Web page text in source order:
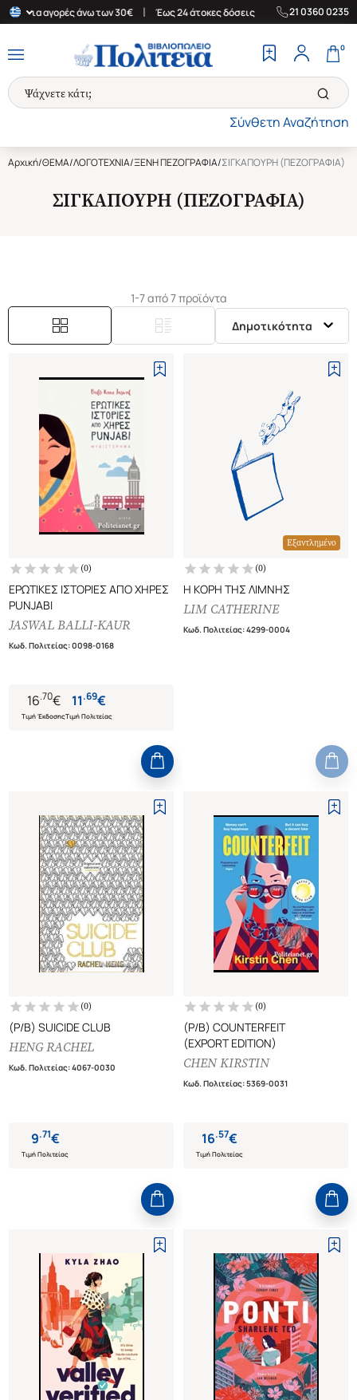
για αγορές άνω των 30€ | Έως 24 άτοκες δόσεις | Δωρεάν
21 0360 0235
Σύνθετη Αναζήτηση
0
Αρχική/ΘΕΜΑ/ΛΟΓΟΤΕΧΝΙΑ/ΞΕΝΗ ΠΕΖΟΓΡΑΦΙΑ/ΣΙΓΚΑΠΟΥΡΗ (ΠΕΖΟΓΡΑΦΙΑ)
ΣΙΓΚΑΠΟΥΡΗ (ΠΕΖΟΓΡΑΦΙΑ)
1-7 από 7 προϊόντα
Δημοτικότητα
(0)
ΕΡΩΤΙΚΕΣ ΙΣΤΟΡΙΕΣ ΑΠΟ ΧΗΡΕΣ
PUNJABI
JASWAL BALLI-KAUR
Κωδ. Πολιτείας:0098-0168
16.70€
Τιμή Έκδοσης
11.69€
Τιμή Πολιτείας
Εξαντλημένο
(0)
Η ΚΟΡΗ ΤΗΣ ΛΙΜΝΗΣ
LIM CATHERINE
Κωδ. Πολιτείας:4299-0004
(0)
(P/B) SUICIDE CLUB
HENG RACHEL
Κωδ. Πολιτείας:4067-0030
9.71€
Τιμή Πολιτείας
(0)
(P/B) COUNTERFEIT
(EXPORT EDITION)
CHEN KIRSTIN
Κωδ. Πολιτείας:5369-0031
16.57€
Τιμή Πολιτείας